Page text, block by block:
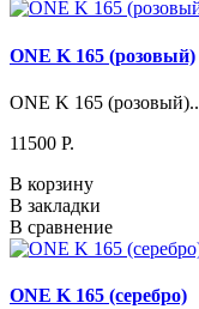
ONE K 165 (розовый)
ONE K 165 (розовый)..
11500 P.
В корзину
В закладки
В сравнение
ONE K 165 (серебро)